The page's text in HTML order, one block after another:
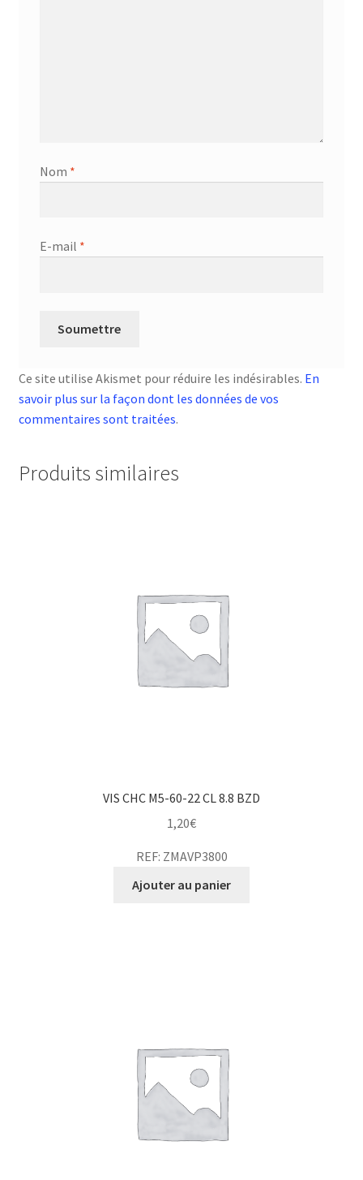
Nom *
E-mail *
Ce site utilise Akismet pour réduire les indésirables. En
savoir plus sur la façon dont les données de vos
commentaires sont traitées.
Produits similaires
VIS CHC M5-60-22 CL 8.8 BZD
1,20€
REF: ZMAVP3800
Ajouter au panier